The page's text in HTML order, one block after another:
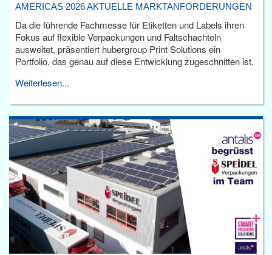
AMERICAS 2026 AKTUELLE MARKTANFORDERUNGEN
Da die führende Fachmesse für Etiketten und Labels ihren
Fokus auf flexible Verpackungen und Faltschachteln
ausweitet, präsentiert hubergroup Print Solutions ein
Portfolio, das genau auf diese Entwicklung zugeschnitten ist.
Weiterlesen...